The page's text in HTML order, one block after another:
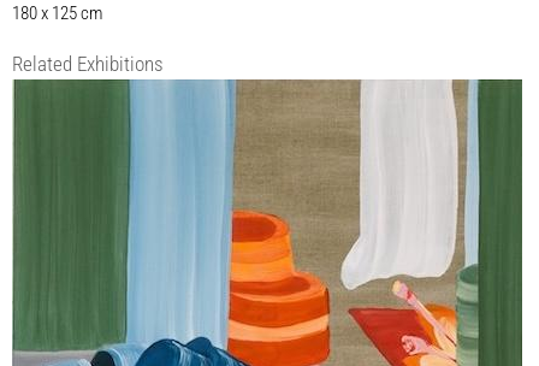
180 x 125 cm
Related Exhibitions